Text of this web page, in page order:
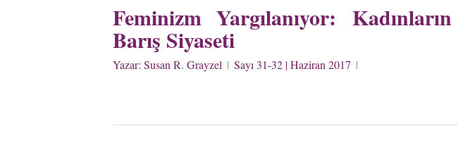
Feminizm Yargılanıyor:
Barış Siyaseti
Yazar:Susan R. Grayzel Sayı 31-32 | Haziran 2017